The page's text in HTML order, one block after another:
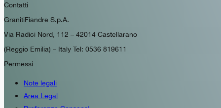
Contatti
GranitiFiandre S.p.A.
Via Radici Nord, 112 – 42014 Castellarano
(Reggio Emilia) – Italy Tel: 0536 819611
Permessi
Note legali
Area Legal